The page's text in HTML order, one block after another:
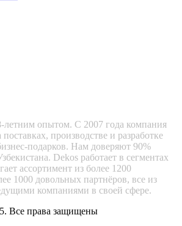
летним опытом. С 2007 года компания
производстве и разработке
подарков. Нам доверяют 90%
Dekos работает в сегментах
ассортимент из более 1200
1000 довольных партнёров, все из
компаниями в своей сфере.
Все права защищены